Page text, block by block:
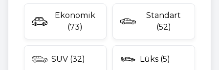
Ekonomik
(73)
Standart
(52)
SUV (32) Lüks (5)